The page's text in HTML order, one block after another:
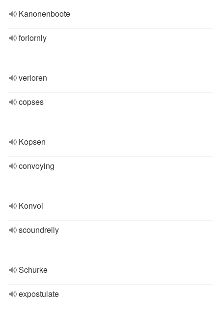
Kanonenboote
forlornly
verloren
copses
Kopsen
convoying
Konvoi
scoundrelly
Schurke
expostulate